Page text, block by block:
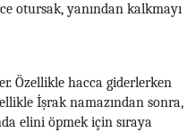
otursak, yanından kalkmayı
Özellikle hacca giderlerken
İşrak namazından sonra,
elini öpmek için sıraya